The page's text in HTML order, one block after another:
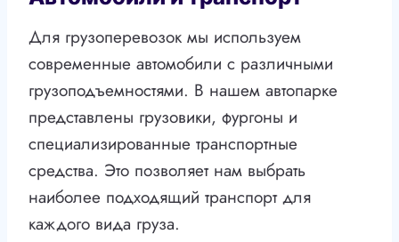
Для грузоперевозок мы используем
современные автомобили с различными
грузоподъемностями. В нашем автопарке
представлены грузовики, фургоны и
специализированные транспортные
средства. Это позволяет нам выбрать
наиболее подходящий транспорт для
каждого вида груза.